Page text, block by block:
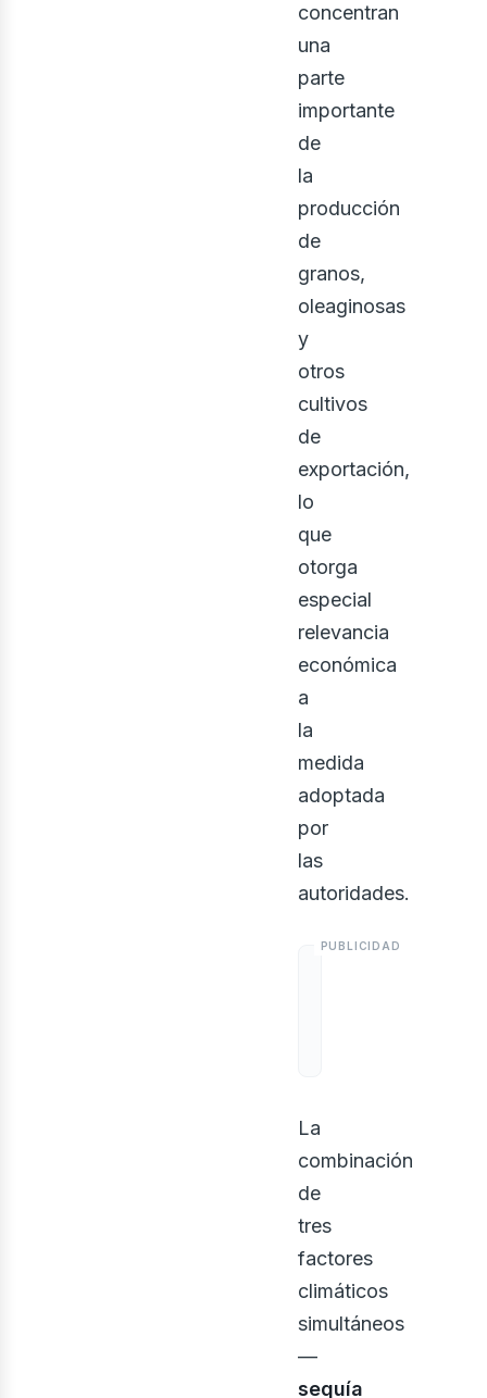
concentran
una
parte
importante
de
la
producción
de
granos,
oleaginosas
y
otros
cultivos
de
exportación,
lo
que
otorga
especial
relevancia
económica
a
la
medida
adoptada
por
las
autoridades.
La
combinación
de
tres
factores
climáticos
simultáneos
—
sequía